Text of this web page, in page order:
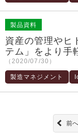
製品資料
資産の管理やヒ
テム」をより手
（2020/07/30）
製造マネジメント
前へ